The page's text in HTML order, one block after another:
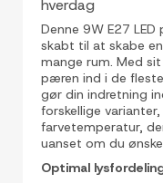
hverdag
Denne 9W E27
skabt til at skabe
mange rum. Med
pæren ind i de
gør din indretning
forskellige
farvetemperatur,
uanset om du
Optimal